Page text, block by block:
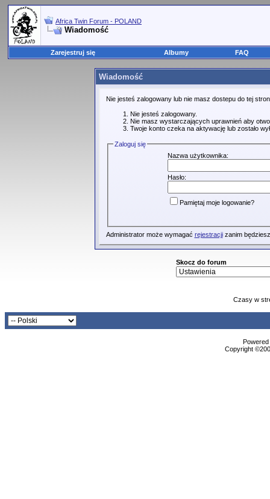
Africa Twin Forum - POLAND
Wiadomość
Zarejestruj się Albumy FAQ
Wiadomość
Nie jesteś zalogowany lub nie masz dostepu do tej
Nie jesteś zalogowany.
Nie masz wystarczających uprawnień aby
Twoje konto czeka na aktywację lub zostało
Zaloguj się
Nazwa użytkownika:
Hasło:
Pamiętaj moje logowanie?
Administrator może wymagać rejestracjizanim
Skocz do forum
Czasy w
Copyright